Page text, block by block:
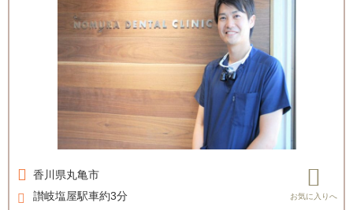
香川県丸亀市
讃岐塩屋駅車約3分